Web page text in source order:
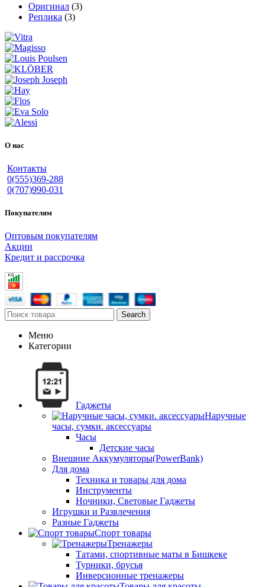
Оригинал (3)
Реплика (3)
О нас
Контакты
0(555)369-288
0(707)990-031
Покупателям
Оптовым покупателям
Акции
Кредит и рассрочка
Search
Меню
Категории
Гаджеты
Наручные
часы, сумки. аксессуары
Часы
Детские часы
Внешние Аккумуляторы(PowerBank)
Для дома
Техника и товары для дома
Инструменты
Ночники, Световые Гаджеты
Игрушки и Развлечения
Разные Гаджеты
Спорт товары
Тренажеры
Татами, спортивные маты в Бишкеке
Турники, брусья
Инверсионные тренажеры